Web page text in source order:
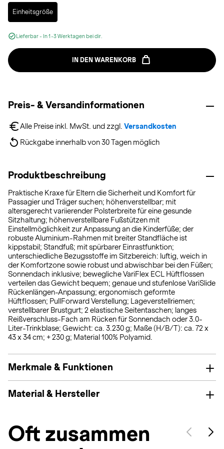
Einheitsgröße
Selected
Lieferbar - In 1-3 Werktagen bei dir.
IN DEN WARENKORB
Preis- & Versandinformationen
Alle Preise inkl. MwSt. und zzgl. Versandkosten
Rückgabe innerhalb von 30 Tagen möglich
Produktbeschreibung
Praktische Kraxe für Eltern die Sicherheit und Komfort für
Passagier und Träger suchen; höhenverstellbar; mit
altersgerecht variierender Polsterbreite für eine gesunde
Sitzhaltung; höhenverstellbare Fußstützen mit
Einstellmöglichkeit zur Anpassung an die Kinderfüße; der
robuste Aluminium-Rahmen mit breiter Standfläche ist
kippstabil; Standfuß; mit spürbarer Einrastfunktion;
unterschiedliche Bezugsstoffe im Sitzbereich: luftig, weich in
der Komfortzone sowie robust und abwischbar bei den Füßen;
Sonnendach inklusive; bewegliche VariFlex ECL Hüftflossen
verteilen das Gewicht bequem; genaue und stufenlose VariSlide
Rückenlängen-Anpassung; ergonomisch geformte
Hüftflossen; PullForward Verstellung; Lageverstellriemen;
verstellbarer Brustgurt; 2 elastische Seitentaschen; langes
Reißverschluss-Fach am Rücken für Sonnendach oder 3.0-
Liter-Trinkblase; Gewicht: ca. 3.230 g; Maße (H/B/T): ca. 72 x
43 x 34 cm; + 230 g; Material 100% Polyamid.
Merkmale & Funktionen
Material & Hersteller
Oft zusammen